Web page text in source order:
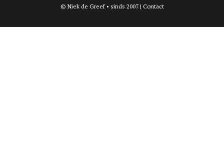
© Niek de Greef • sinds 2007 | Contact